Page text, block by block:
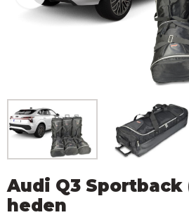
Audi Q3 Sportback
heden